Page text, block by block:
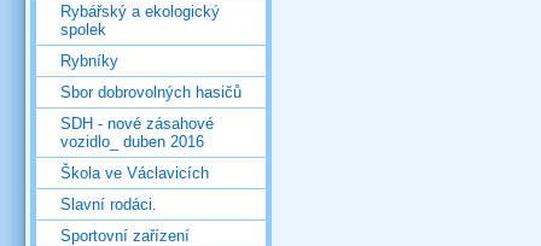
Rybářský a ekologický
spolek
Rybníky
Sbor dobrovolných hasičů
SDH - nové zásahové
vozidlo_ duben 2016
Škola ve Václavicích
Slavní rodáci.
Sportovní zařízení